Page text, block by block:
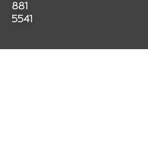
881
5541